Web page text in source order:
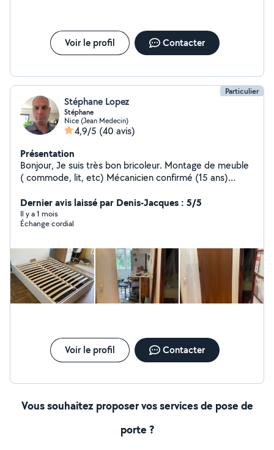
matelas,tapis,intérieur voiture,sièges,polissage)
*Bricolages divers (pose luminaires,triangles à
rideau,cadres,miroirs,store, support télé,porte
fumée,montage abris jardin) *Réparation/entretien
Voir le profil Contacter
Particulier
Stéphane Lopez
Stéphane
Nice (Jean Medecin)
4,9/5 (40 avis)
Présentation
Bonjour, Je suis très bon bricoleur. Montage de meuble
( commode, lit, etc) Mécanicien confirmé (15 ans)
ou autre) Prêt à rendre un service de qualité N'hésitez
Dernier avis laissé par Denis-Jacques : 5/5
Il y a 1 mois
Échange cordial
Voir le profil Contacter
Vous souhaitez proposer vos services de pose de
porte ?